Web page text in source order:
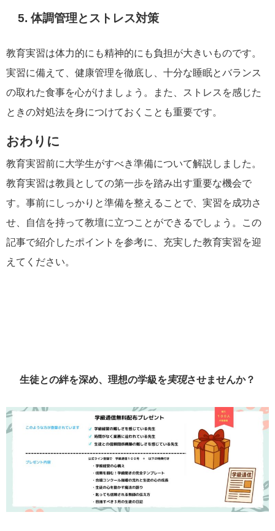
5. 体調管理とストレス対策
教育実習は体力的にも精神的にも負担が大きいものです。
実習に備えて、健康管理を徹底し、十分な睡眠とバランス
の取れた食事を心がけましょう。また、ストレスを感じた
ときの対処法を身につけておくことも重要です。
おわりに
教育実習前に大学生がすべき準備について解説しました。
教育実習は教員としての第一歩を踏み出す重要な機会で
す。事前にしっかりと準備を整えることで、実習を成功さ
せ、自信を持って教壇に立つことができるでしょう。この
記事で紹介したポイントを参考に、充実した教育実習を迎
えてください。
生徒との絆を深め、理想の学級を実現させませんか？